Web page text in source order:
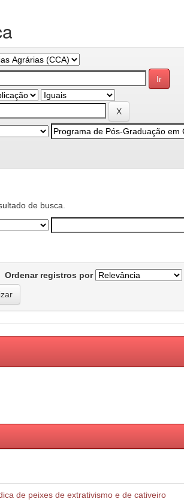
de busca.
Ordenar registros por
de peixes de extrativismo e de cativeiro